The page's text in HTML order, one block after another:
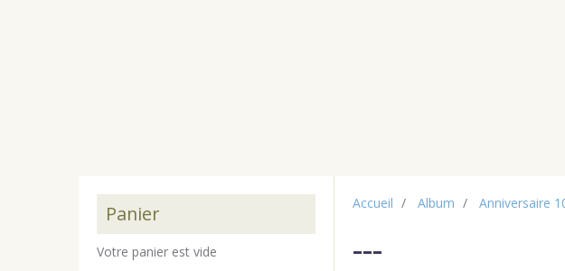
Accueil Album Anniversaire
---
Panier
Votre panier est vide